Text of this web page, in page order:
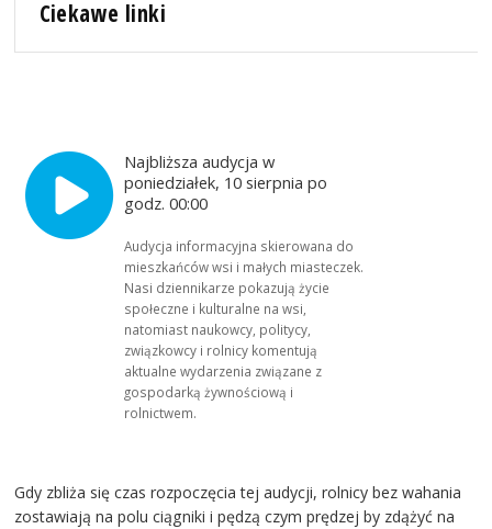
Ciekawe linki
Najbliższa audycja w
poniedziałek, 10 sierpnia po
godz. 00:00
Audycja informacyjna skierowana do
mieszkańców wsi i małych miasteczek.
Nasi dziennikarze pokazują życie
społeczne i kulturalne na wsi,
natomiast naukowcy, politycy,
związkowcy i rolnicy komentują
aktualne wydarzenia związane z
gospodarką żywnościową i
rolnictwem.
Gdy zbliża się czas rozpoczęcia tej audycji, rolnicy bez wahania
zostawiają na polu ciągniki i pędzą czym prędzej by zdążyć na